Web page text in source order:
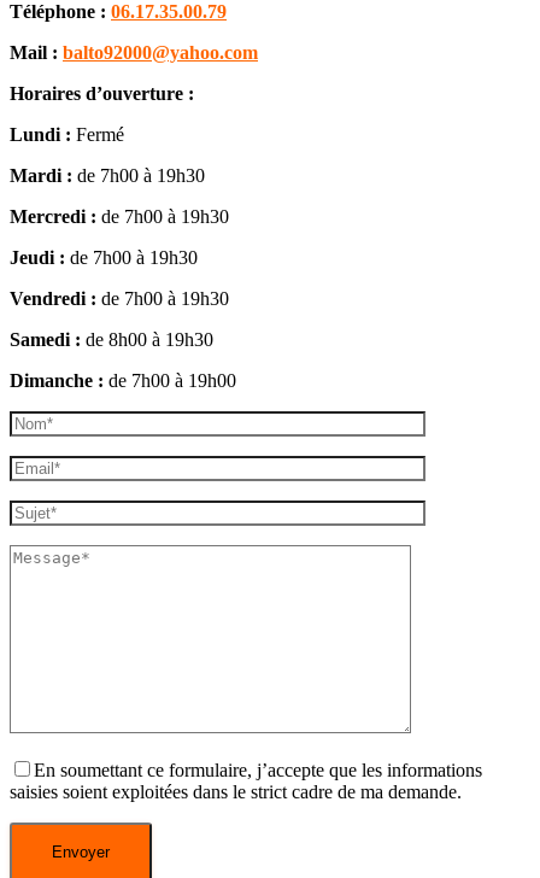
Téléphone : 06.17.35.00.79
Mail : balto92000@yahoo.com
Horaires d’ouverture :
Lundi : Fermé
Mardi : de 7h00 à 19h30
Mercredi : de 7h00 à 19h30
Jeudi : de 7h00 à 19h30
Vendredi : de 7h00 à 19h30
Samedi : de 8h00 à 19h30
Dimanche : de 7h00 à 19h00
En soumettant ce formulaire, j’accepte que les informations
saisies soient exploitées dans le strict cadre de ma demande.